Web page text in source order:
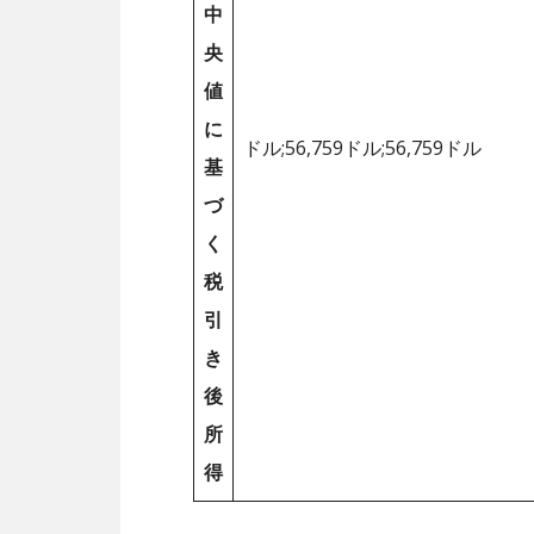
中
央
値
に
基
づ
く
税
引
き
後
所
得
ドル;56,759ドル;56,759ドル